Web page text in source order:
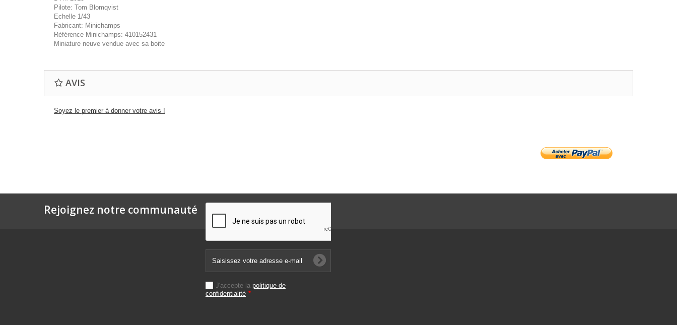
Pilote: Tom Blomqvist
Echelle 1/43
Fabricant: Minichamps
Référence Minichamps: 410152431
Miniature neuve vendue avec sa boite
AVIS
Soyez le premier à donner votre avis !
Rejoignez notre communauté
J'accepte la politique de
confidentialité *